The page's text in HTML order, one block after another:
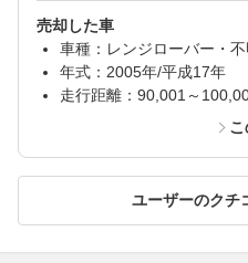
売却した車
車種：レンジローバー・不
年式：2005年/平成17年
走行距離：90,001～
ユーザーのクチ